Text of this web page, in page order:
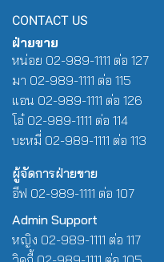
CONTACT US
ฝ่ายขาย
หน่อย 02-989-1111 ต่อ 127
มา 02-989-1111 ต่อ 115
แอน 02-989-1111 ต่อ 126
โอ๋ 02-989-1111 ต่อ 114
บะหมี่ 02-989-1111 ต่อ 113
ผู้จัดการฝ่ายขาย
อีฟ 02-989-1111 ต่อ 107
Admin Support
หญิง 02-989-1111 ต่อ 117